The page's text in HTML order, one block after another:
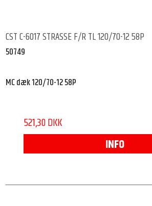
CST C-6017 STRASSE F/R TL 120/70-12 58P
50749
MC dæk 120/70-12 58P
521,30 DKK
INFO